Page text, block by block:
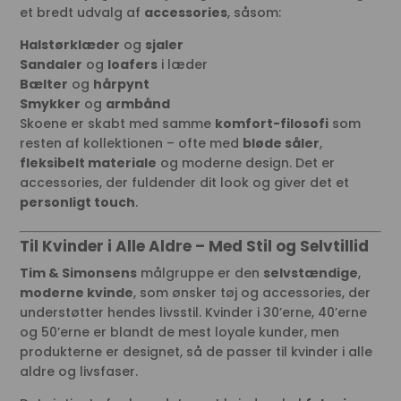
et bredt udvalg af accessories, såsom:
Halstørklæder og sjaler
Sandaler og loafers i læder
Bælter og hårpynt
Smykker og armbånd
Skoene er skabt med samme komfort-filosofi som
resten af kollektionen – ofte med bløde såler,
fleksibelt materiale og moderne design. Det er
accessories, der fuldender dit look og giver det et
personligt touch.
Til Kvinder i Alle Aldre – Med Stil og Selvtillid
Tim & Simonsens målgruppe er den selvstændige,
moderne kvinde, som ønsker tøj og accessories, der
understøtter hendes livsstil. Kvinder i 30’erne, 40’erne
og 50’erne er blandt de mest loyale kunder, men
produkterne er designet, så de passer til kvinder i alle
aldre og livsfaser.